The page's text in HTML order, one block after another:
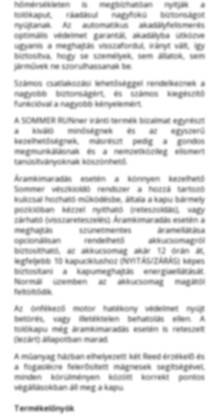
hőmérsékleten is megbízhatóan nyitják a
tolókaput, ráadásul nagyfokú biztonságot
nyújtanak. Az automatikus akadályfelismerés
optimális védelmet garantál, akadályba ütközve
ugyanis a meghajtás visszafordul, irányt vált, így
biztosítva, hogy se személyek, sem állatok, sem
járművek ne szorulhassanak be.
Számos csatlakozási lehetőséggel rendelkeznek a
nagyobb biztonságért, és számos kiegészítő
funkcióval a nagyobb kényelemért.
A SOMMER RUNner iránti termék bizalmat egyrészt
a kiváló minőségnek és az egyszerű
kezelhetőségnek, másrészt pedig a gondos
megmunkálásnak és a nemzetközileg elismert
tanúsítványoknak köszönhető.
Áramkimaradás esetén a könnyen kezelhető
Sommer vészkioldó rendszer a hozzá tartozó
kulccsal hozható működésbe, általa a kapu bármely
pozícióban kézzel nyitható (reteszoldás), vagy
zárható (visszareteszelés). Áramkimaradás esetén a
meghajtás szünetmentes áramellátása
opcionálisan rendelhető akkucsomagról
biztosítható, az akkucsomag akár 12 órán át,
legfeljebb 10 kapuciklushoz (NYITÁS/ZÁRÁS) képes
biztosítani a kapumeghajtás energiaellátását.
Normál üzemben az akkucsomag magától
feltöltődik.
Az önfékező motor hatékony védelmet nyújt
betörés, vagy illetéktelen behatolás ellen. A
tolókapu még áramkimaradás esetén is reteszelt
(lezárt) állapotban marad.
A mûanyag házban elhelyezett két Reed érzékelõ és
a fogaslécre felerõsített mágnesek segítségével,
minden körülményen között korrekt pontos
végállásokban áll meg a kapu.
Termékelőnyök